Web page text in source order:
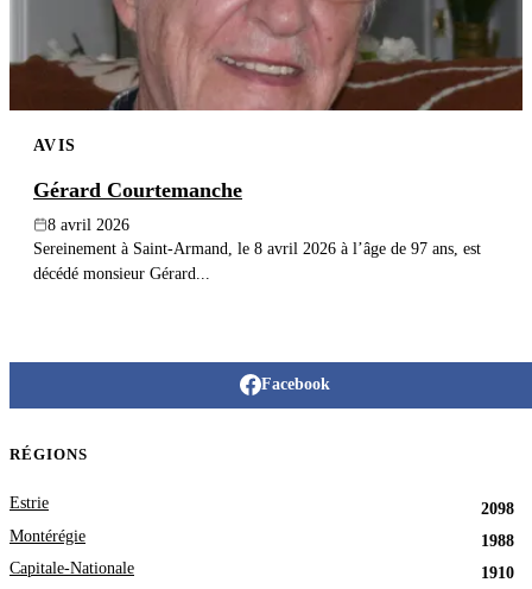
AVIS
Gérard Courtemanche
8 avril 2026
Sereinement à Saint-Armand, le 8 avril 2026 à l’âge de 97 ans, est
décédé monsieur Gérard...
Facebook
RÉGIONS
Estrie
2098
Montérégie
1988
Capitale-Nationale
1910